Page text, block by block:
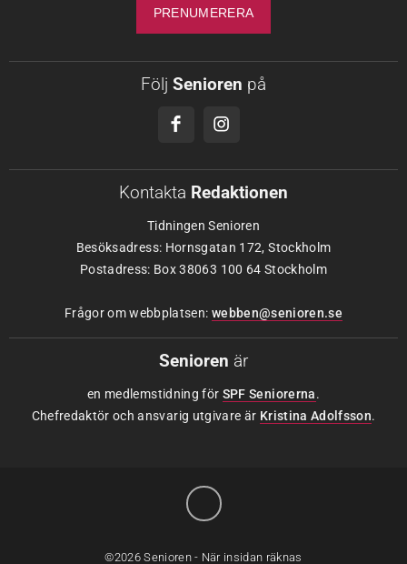
Följ Senioren på
Kontakta Redaktionen
Tidningen Senioren
Besöksadress: Hornsgatan 172, Stockholm
Postadress: Box 38063 100 64 Stockholm
Frågor om webbplatsen: webben@senioren.se
Senioren är
en medlemstidning för SPF Seniorerna.
Chefredaktör och ansvarig utgivare är Kristina Adolfsson.
©2026 Senioren - När insidan räknas